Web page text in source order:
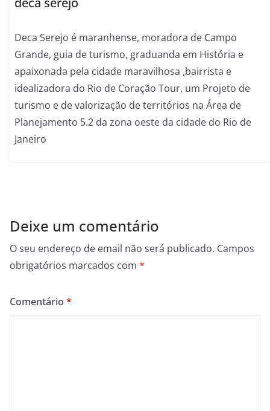
Deca Serejo é maranhense, moradora de Campo
Grande, guia de turismo, graduanda em História e
apaixonada pela cidade maravilhosa ,bairrista e
idealizadora do Rio de Coração Tour, um Projeto de
turismo e de valorização de territórios na Área de
Planejamento 5.2 da zona oeste da cidade do Rio de
Janeiro
Deixe um comentário
O seu endereço de email não será publicado. Campos
obrigatórios marcados com *
Comentário *